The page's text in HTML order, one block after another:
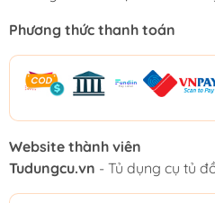
Phương thức thanh toán
Website thành viên
Tudungcu.vn - Tủ dụng cụ tủ